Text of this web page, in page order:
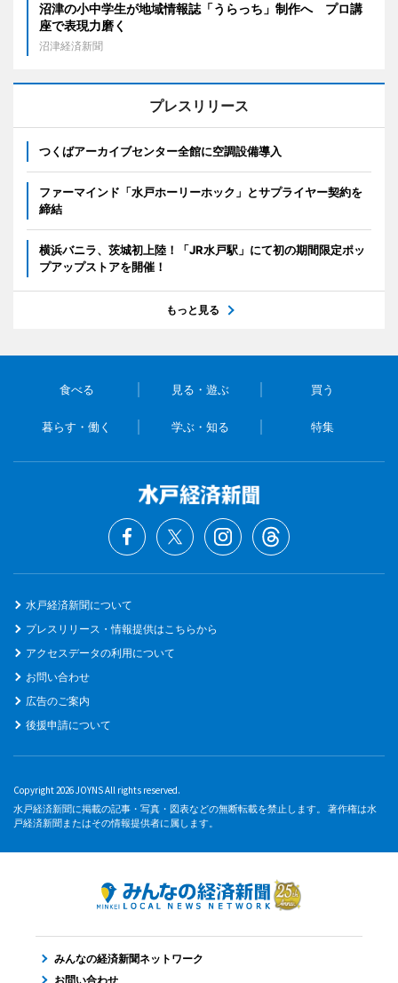
沼津の小中学生が地域情報誌「うらっち」制作へ プロ講
座で表現力磨く
沼津経済新聞
プレスリリース
つくばアーカイブセンター全館に空調設備導入
ファーマインド「水戸ホーリーホック」とサプライヤー契約を
締結
横浜バニラ、茨城初上陸！「JR水戸駅」にて初の期間限定ポッ
プアップストアを開催！
もっと見る
食べる 見る・遊ぶ 買う
暮らす・働く 学ぶ・知る 特集
水戸経済新聞について
プレスリリース・情報提供はこちらから
アクセスデータの利用について
お問い合わせ
広告のご案内
後援申請について
Copyright 2026 JOYNS All rights reserved.
水戸経済新聞に掲載の記事・写真・図表などの無断転載を禁止します。 著作権は水
戸経済新聞またはその情報提供者に属します。
みんなの経済新聞ネットワーク
お問い合わせ